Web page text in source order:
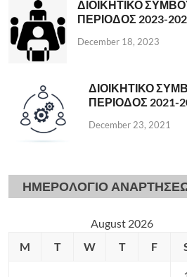
ΔΙΟΙΚΗΤΙΚΟ
ΠΕΡΙΟΔΟΣ 2023-
December 18, 2023
ΔΙΟΙΚΗΤΙΚΟ
ΠΕΡΙΟΔΟΣ 2021-
December 23, 2021
ΗΜΕΡΟΛΟΓΙΟ
August 2026
M
T W T F